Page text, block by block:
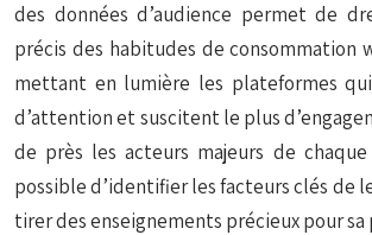
des données d’audience permet de
précis des habitudes de consommation
mettant en lumière les plateformes
d’attention et suscitent le plus
de près les acteurs majeurs de
possible d’identifier les facteurs clés de
tirer des enseignements précieux pour